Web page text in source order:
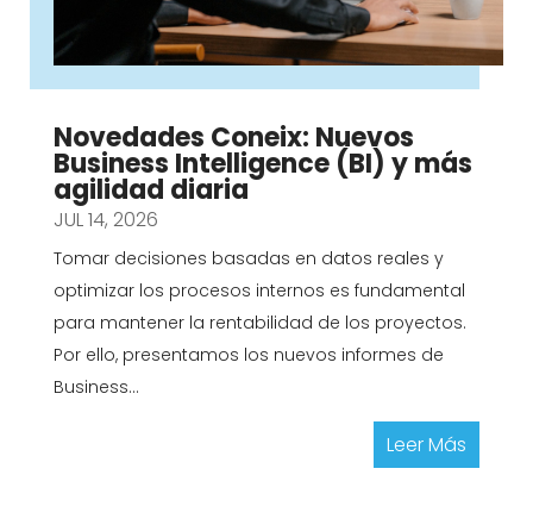
Novedades Coneix: Nuevos
Business Intelligence (BI) y más
agilidad diaria
JUL 14, 2026
Tomar decisiones basadas en datos reales y
optimizar los procesos internos es fundamental
para mantener la rentabilidad de los proyectos.
Por ello, presentamos los nuevos informes de
Business...
Leer Más